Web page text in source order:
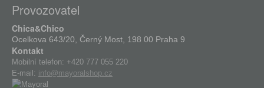
Provozovatel
Chica&Chico
Ocelkova 643/20, Černý Most, 198 00 Praha 9
Kontakt
Mobilní telefon: +420 777 055 220
E-mail: info@mayoralshop.cz